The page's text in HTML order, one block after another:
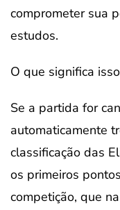
comprometer sua
estudos.
O que significa
Se a partida for
automaticamente
classificação das
os primeiros
competição, que